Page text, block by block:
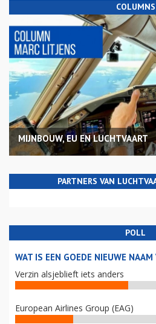
COLUMNS
MIJNBOUW, EU EN LUCHTVAART
PARTNERS VAN
POLL
WAT IS EEN GOEDE NIEUWE
Verzin alsjeblieft iets anders
European Airlines Group (EAG)